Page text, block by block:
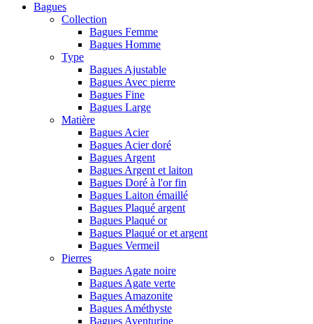
Bagues
Collection
Bagues Femme
Bagues Homme
Type
Bagues Ajustable
Bagues Avec pierre
Bagues Fine
Bagues Large
Matière
Bagues Acier
Bagues Acier doré
Bagues Argent
Bagues Argent et laiton
Bagues Doré à l'or fin
Bagues Laiton émaillé
Bagues Plaqué argent
Bagues Plaqué or
Bagues Plaqué or et argent
Bagues Vermeil
Pierres
Bagues Agate noire
Bagues Agate verte
Bagues Amazonite
Bagues Améthyste
Bagues Aventurine